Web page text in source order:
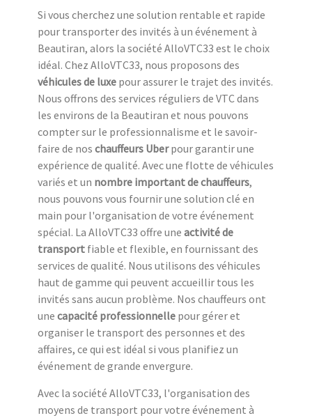
Si vous cherchez une solution rentable et rapide
pour transporter des invités à un événement à
Beautiran, alors la société AlloVTC33 est le choix
idéal. Chez AlloVTC33, nous proposons des
véhicules de luxe pour assurer le trajet des invités.
Nous offrons des services réguliers de VTC dans
les environs de la Beautiran et nous pouvons
compter sur le professionnalisme et le savoir-
faire de nos chauffeurs Uberpour garantir une
expérience de qualité. Avec une flotte de véhicules
variés et un nombre important de chauffeurs,
nous pouvons vous fournir une solution clé en
main pour l'organisation de votre événement
spécial. La AlloVTC33 offre une activité de
transport fiable et flexible, en fournissant des
services de qualité. Nous utilisons des véhicules
haut de gamme qui peuvent accueillir tous les
invités sans aucun problème. Nos chauffeurs ont
une capacité professionnelle pour gérer et
organiser le transport des personnes et des
affaires, ce qui est idéal si vous planifiez un
événement de grande envergure.
Avec la société AlloVTC33, l'organisation des
moyens de transport pour votre événement à